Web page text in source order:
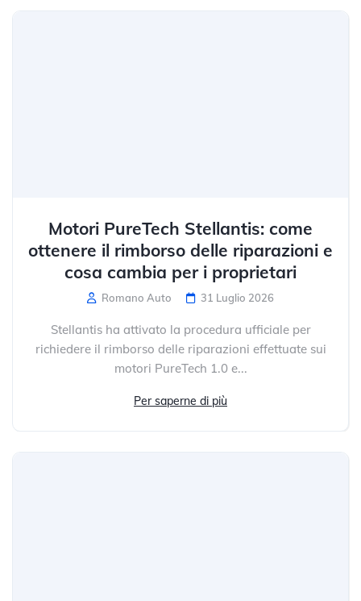
Motori PureTech Stellantis: come
ottenere il rimborso delle riparazioni e
cosa cambia per i proprietari
Romano Auto 31 Luglio 2026
Stellantis ha attivato la procedura ufficiale per
richiedere il rimborso delle riparazioni effettuate sui
motori PureTech 1.0 e...
Per saperne di più